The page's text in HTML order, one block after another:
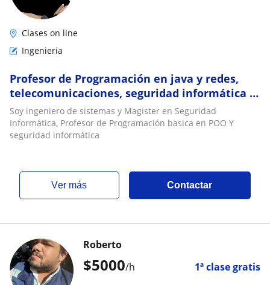
Clases on line
Ingenieria
Profesor de Programación en java y redes,
telecomunicaciones, seguridad informática ,
hacking etico
Soy ingeniero de sistemas y Magister en Seguridad
Informática, Profesor de Programación basica en POO Y
seguridad informática
ver más Contactar
$5000/h 1ª clase gratis
Roberto